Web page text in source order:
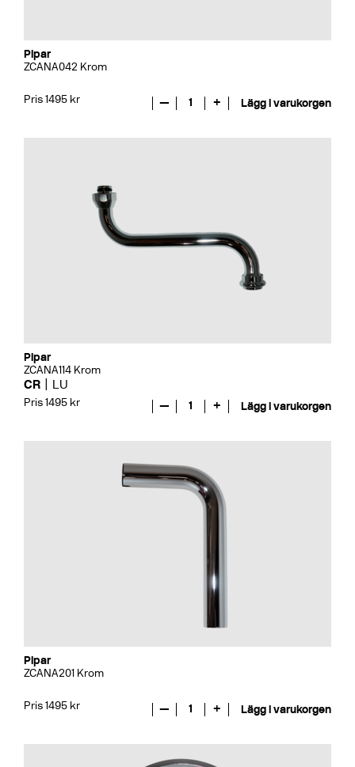
Pipar
ZCANA042 Krom
Pris 1495 kr — 1 + Lägg i varukorgen
Pipar
ZCANA114 Krom
CR LU
Pris 1495 kr — 1 + Lägg i varukorgen
Pipar
ZCANA201 Krom
Pris 1495 kr — 1 + Lägg i varukorgen